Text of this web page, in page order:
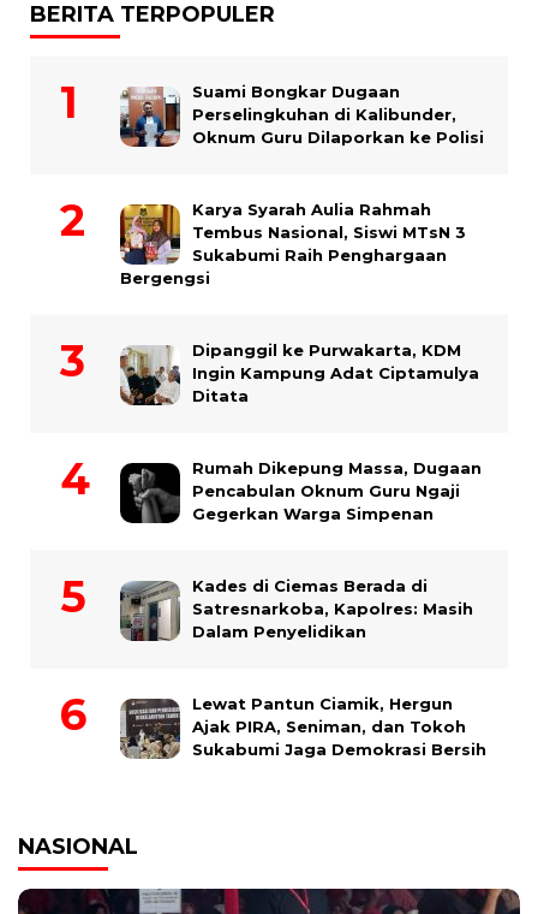
BERITA TERPOPULER
Suami Bongkar Dugaan
Perselingkuhan di Kalibunder,
Oknum Guru Dilaporkan ke Polisi
Karya Syarah Aulia Rahmah
Tembus Nasional, Siswi MTsN 3
Sukabumi Raih Penghargaan
Bergengsi
Dipanggil ke Purwakarta, KDM
Ingin Kampung Adat Ciptamulya
Ditata
Rumah Dikepung Massa, Dugaan
Pencabulan Oknum Guru Ngaji
Gegerkan Warga Simpenan
Kades di Ciemas Berada di
Satresnarkoba, Kapolres: Masih
Dalam Penyelidikan
Lewat Pantun Ciamik, Hergun
Ajak PIRA, Seniman, dan Tokoh
Sukabumi Jaga Demokrasi Bersih
NASIONAL